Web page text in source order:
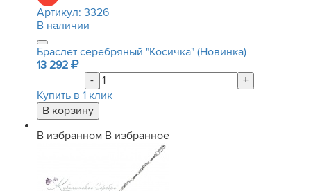
Артикул: 3326
В наличии
Браслет серебряный "Косичка" (Новинка)
13 292
-
+
Купить в 1 клик
В избранном В избранное